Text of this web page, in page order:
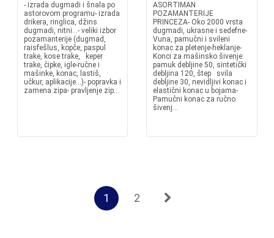
- izrada dugmadi i šnala po
astorovom programu- izrada
drikera, ringlica, džins
dugmadi, nitni...- veliki izbor
pozamanterije (dugmad,
raisfešlus, kopče, paspul
trake, kose trake, keper
trake, čipke, igle-ručne i
mašinke, konac, lastiš,
učkur, aplikacije...)- popravka i
zamena zipa- pravljenje zip...
ASORTIMAN
POZAMANTERIJE
PRINCEZA- Oko 2000 vrsta
dugmadi, ukrasne i sedefne-
Vuna, pamučni i svileni
konac za pletenje-heklanje-
Konci za mašinsko šivenje:
pamuk debljine 50, sintetički
debljina 120, štep svila
debljine 30, nevidljivi konac i
elastični konac u bojama-
Pamučni konac za ručno
šivenj...
1 2